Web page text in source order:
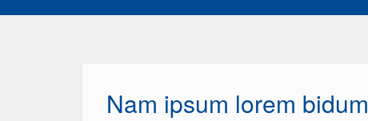
Nam ipsum lorem bidum